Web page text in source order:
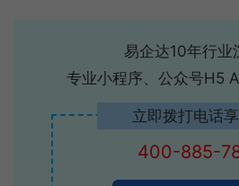
易企达10年行业
专业小程序、公众号H5
立即拨打电话
400-885-